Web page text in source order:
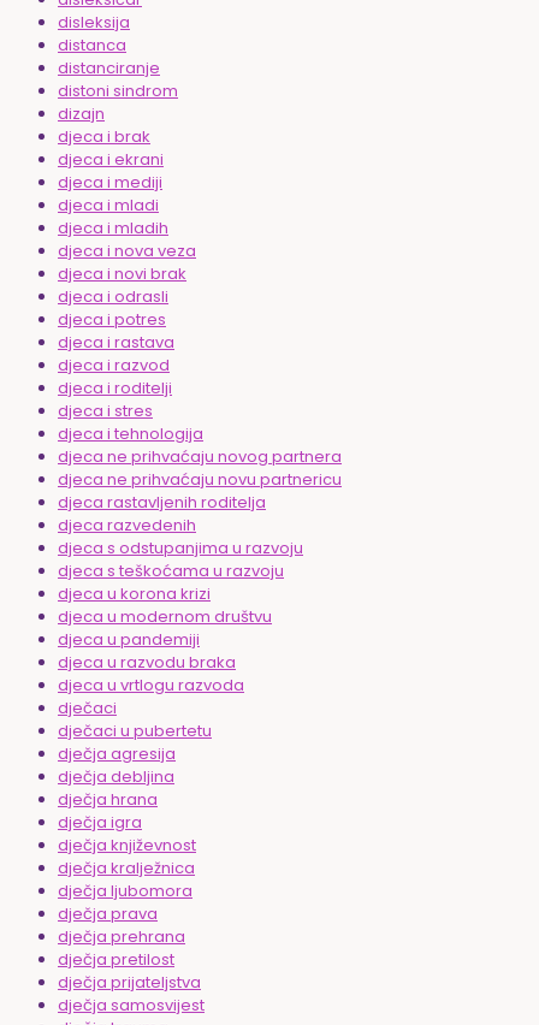
disleksija
distanca
distanciranje
distoni sindrom
dizajn
djeca i brak
djeca i ekrani
djeca i mediji
djeca i mladi
djeca i mladih
djeca i nova veza
djeca i novi brak
djeca i odrasli
djeca i potres
djeca i rastava
djeca i razvod
djeca i roditelji
djeca i stres
djeca i tehnologija
djeca ne prihvaćaju novog partnera
djeca ne prihvaćaju novu partnericu
djeca rastavljenih roditelja
djeca razvedenih
djeca s odstupanjima u razvoju
djeca s teškoćama u razvoju
djeca u korona krizi
djeca u modernom društvu
djeca u pandemiji
djeca u razvodu braka
djeca u vrtlogu razvoda
dječaci
dječaci u pubertetu
dječja agresija
dječja debljina
dječja hrana
dječja igra
dječja književnost
dječja kralježnica
dječja ljubomora
dječja prava
dječja prehrana
dječja pretilost
dječja prijateljstva
dječja samosvijest